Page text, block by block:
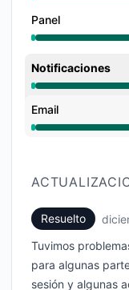
Panel
En
Notificaciones
En
Email
En
Resuelto
Tuvimos
para algunas
sesión y algunas